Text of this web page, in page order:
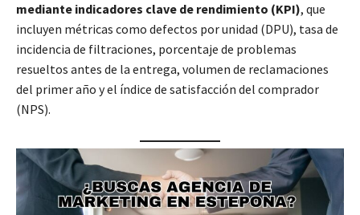
mediante indicadores clave de rendimiento (KPI), que
incluyen métricas como defectos por unidad (DPU), tasa de
incidencia de filtraciones, porcentaje de problemas
resueltos antes de la entrega, volumen de reclamaciones
del primer año y el índice de satisfacción del comprador
(NPS).